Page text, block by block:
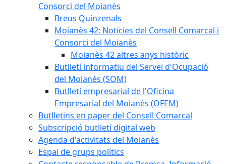
Consorci del Moianès
Breus Quinzenals
Moianès 42: Notícies del Consell Comarcal i
Consorci del Moianès
Moianès 42 altres anys històric
Butlletí informatiu del Servei d'Ocupació
del Moianès (SOM)
Butlletí empresarial de l'Oficina
Empresarial del Moianès (OFEM)
Butlletins en paper del Consell Comarcal
Subscripció butlletí digital web
Agenda d'activitats del Moianès
Espai de grups polítics